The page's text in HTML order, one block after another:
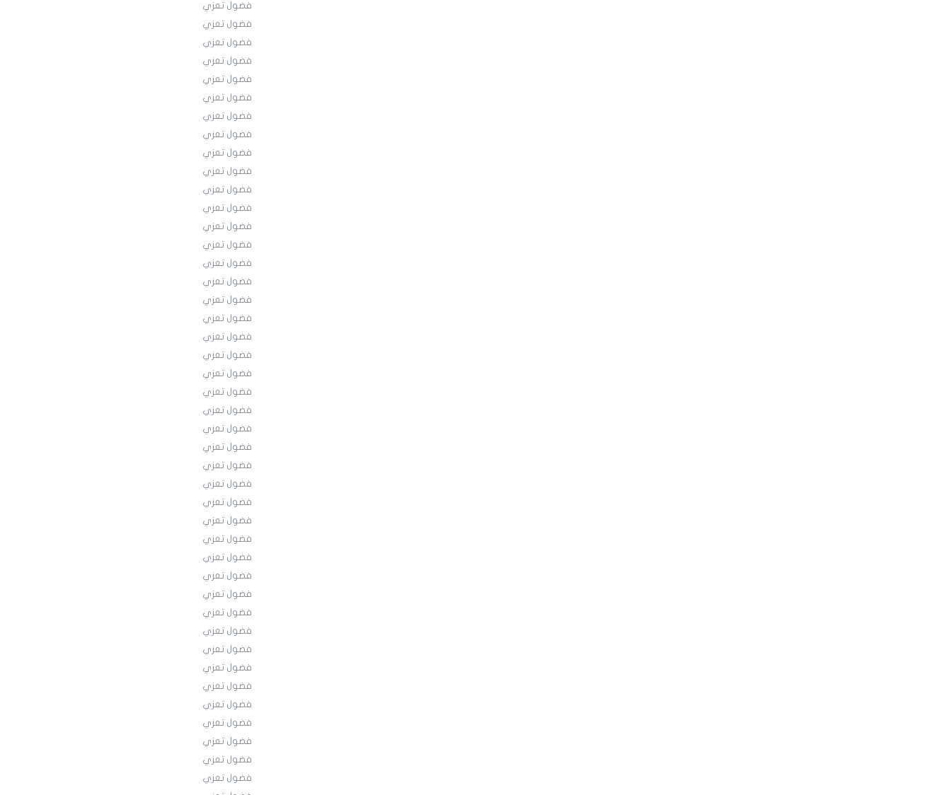
فضول تعزي
فضول تعزي
فضول تعزي
فضول تعزي
فضول تعزي
فضول تعزي
فضول تعزي
فضول تعزي
فضول تعزي
فضول تعزي
فضول تعزي
فضول تعزي
فضول تعزي
فضول تعزي
فضول تعزي
فضول تعزي
فضول تعزي
فضول تعزي
فضول تعزي
فضول تعزي
فضول تعزي
فضول تعزي
فضول تعزي
فضول تعزي
فضول تعزي
فضول تعزي
فضول تعزي
فضول تعزي
فضول تعزي
فضول تعزي
فضول تعزي
فضول تعزي
فضول تعزي
فضول تعزي
فضول تعزي
فضول تعزي
فضول تعزي
فضول تعزي
فضول تعزي
فضول تعزي
فضول تعزي
فضول تعزي
فضول تعزي